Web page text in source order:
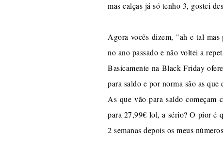
mas calças já só tenho 3, gostei
Agora vocês dizem, "ah e tal mas
no ano passado e não voltei a
Basicamente na Black Friday
para saldo e por norma são as
As que vão para saldo começam
para 27,99€ lol, a sério? O pior é
2 semanas depois os meus